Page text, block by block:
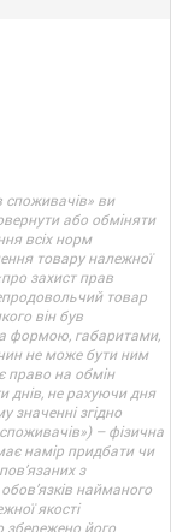
споживачів» ви
або обміняти
всіх норм
товару належної
захист прав
товар
він був
формою, габаритами,
не може бути ним
право на обмін
днів, не рахуючи дня
значенні згідно
– фізична
намір придбати чи
з
найманого
якості
збережено його